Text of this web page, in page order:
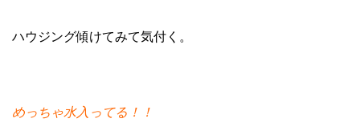
ハウジング傾けてみて気付く。
めっちゃ水入ってる！！